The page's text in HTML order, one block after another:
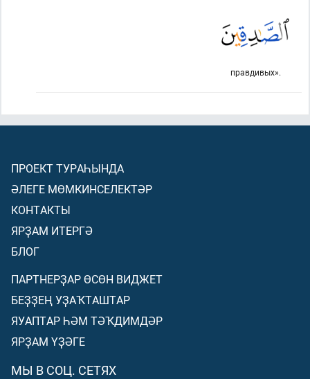
правдивых».
ПРОЕКТ ТУРАҺЫНДА
ӘЛЕГЕ МӨМКИНСЕЛЕКТӘР
КОНТАКТЫ
ЯРҘАМ ИТЕРГӘ
БЛОГ
ПАРТНЕРҘАР ӨСӨН ВИДЖЕТ
БЕҘҘЕҢ УҘАҠТАШТАР
ЯУАПТАР ҺӘМ ТӘҠДИМДӘР
ЯРҘАМ ҮҘӘГЕ
МЫ В СОЦ. СЕТЯХ